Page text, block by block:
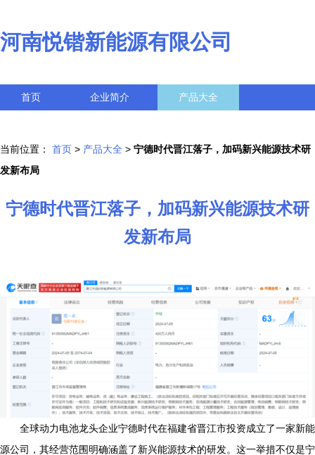
河南悦锴新能源有限公司
首页 企业简介 产品大全
当前位置： 首页 > 产品大全 > 宁德时代晋江落子，加码新兴能源技术研
发新布局
宁德时代晋江落子，加码新兴能源技术研
发新布局
全球动力电池龙头企业宁德时代在福建省晋江市投资成立了一家新能
源公司，其经营范围明确涵盖了新兴能源技术的研发。这一举措不仅是宁